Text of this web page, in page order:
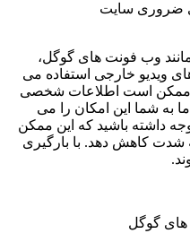
ضروری سایت
وب فونت های گوگل،
ویدیو خارجی استفاده می
ممکن است اطلاعات شخصی
به شما این امکان را می
داشته باشید که این ممکن
شدت کاهش دهد. با بارگیری
گوگل